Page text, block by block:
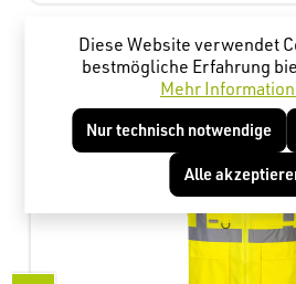
Produktgalerie überspringen
Kunden haben sich
Diese Website verwendet
bestmögliche Erfahrung
Mehr
Nur technisch notwendige
Alle